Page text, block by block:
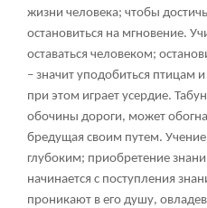
жизни человека; чтобы
остановиться на мгновение.
оставаться человеком;
– значит уподобиться птицам
при этом играет усердие.
обочины дороги, может
бредущая своим путем.
глубоким; приобретение
начинается с поступления
проникают в его душу,